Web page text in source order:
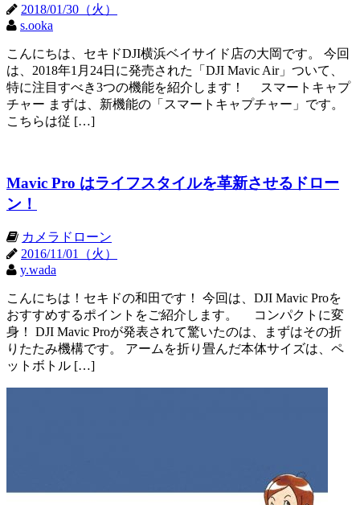
2018/01/30（火）
s.ooka
こんにちは、セキドDJI横浜ベイサイド店の大岡です。 今回
は、2018年1月24日に発売された「DJI Mavic Air」ついて、
特に注目すべき3つの機能を紹介します！ スマートキャプ
チャー まずは、新機能の「スマートキャプチャー」です。
こちらは従 […]
Mavic Pro はライフスタイルを革新させるドロー
ン！
カメラドローン
2016/11/01（火）
y.wada
こんにちは！セキドの和田です！ 今回は、DJI Mavic Proを
おすすめするポイントをご紹介します。 コンパクトに変
身！ DJI Mavic Proが発表されて驚いたのは、まずはその折
りたたみ機構です。 アームを折り畳んだ本体サイズは、ペ
ットボトル […]